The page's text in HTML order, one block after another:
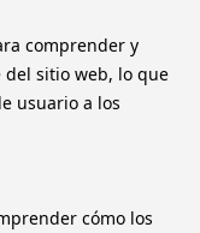
comprender y
sitio web, lo que
usuario a los
cómo los